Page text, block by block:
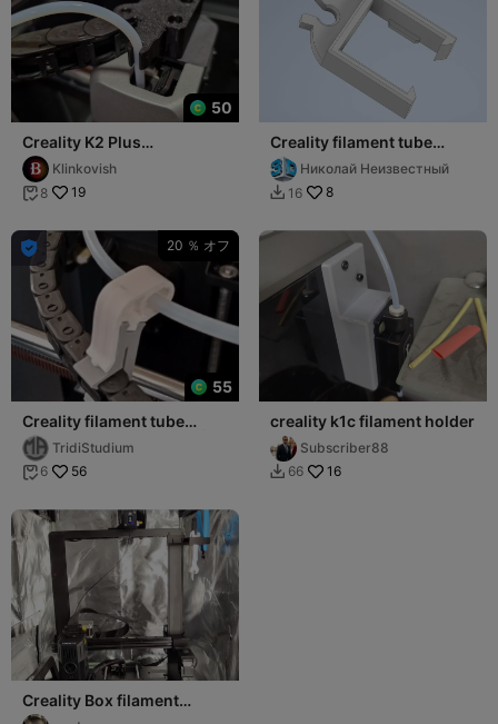
50
Creality K2 Plus
держатель трубки подачи
филамента.
Klinkovish
 8 19
Creality filament tube
holderНиколай Неизвестный
 16 8
20 ％ オフ
55

Creality filament tube
holder 2 PLA-TPU HYBRİD
TridiStudium
 6 56
creality k1c filament holder
Subscriber88
 66 16
Creality Box filament
holder